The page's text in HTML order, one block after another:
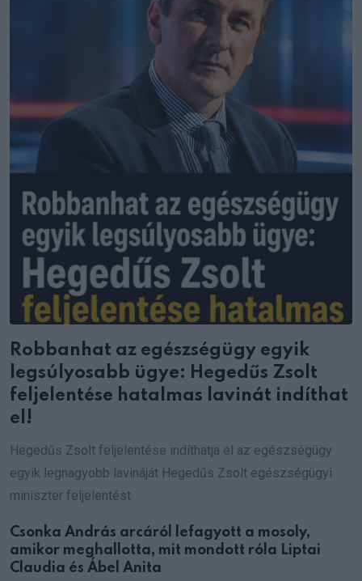
Robbanhat az egészségügy egyik
legsúlyosabb ügye: Hegedűs Zsolt
feljelentése hatalmas lavinát indíthat
el!
Hegedűs Zsolt feljelentése indíthatja el az egészségügy
egyik legnagyobb lavináját Hegedűs Zsolt egészségügyi
miniszter feljelentést
Csonka András arcáról lefagyott a mosoly,
amikor meghallotta, mit mondott róla Liptai
Claudia és Ábel Anita